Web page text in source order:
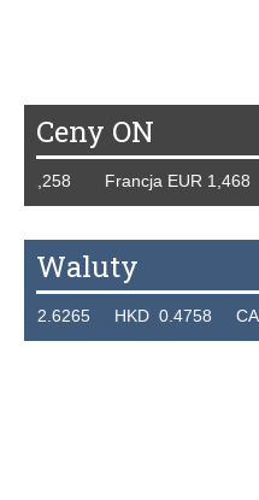
Ceny ON
Francja EUR 1,468
Waluty
HKD 0.4758 CAD